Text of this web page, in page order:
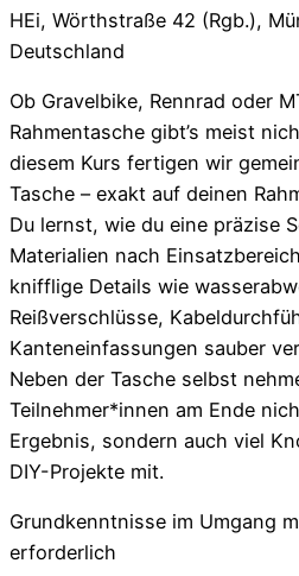
HEi, Wörthstraße 42 (Rgb.),
Deutschland
Ob Gravelbike, Rennrad oder
Rahmentasche gibt’s meist
diesem Kurs fertigen wir
Tasche – exakt auf deinen
Du lernst, wie du eine präzise
Materialien nach
knifflige Details wie
Reißverschlüsse,
Kanteneinfassungen sauber
Neben der Tasche selbst
Teilnehmer*innen am Ende
Ergebnis, sondern auch viel
DIY-Projekte mit.
Grundkenntnisse im Umgang
erforderlich